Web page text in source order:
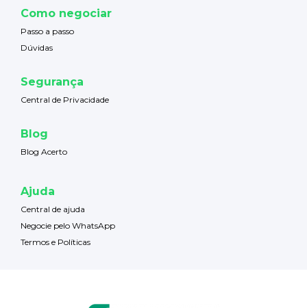
Como negociar
Passo a passo
Dúvidas
Segurança
Central de Privacidade
Blog
Blog Acerto
Ajuda
Central de ajuda
Negocie pelo WhatsApp
Termos e Políticas